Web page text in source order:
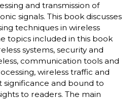
and transmission of
signals. This book discusses
techniques in wireless
topics included in this book
systems, security and
communication tools and
wireless traffic and
and bound to
to readers. The main